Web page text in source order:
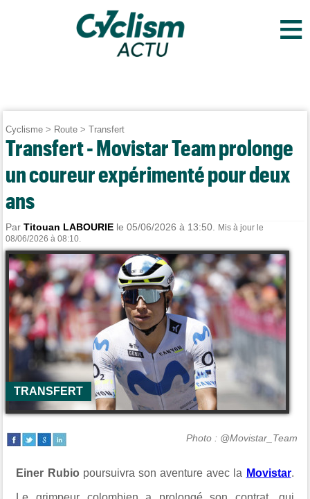
≡
Cyclisme > Route >Transfert
Transfert - Movistar Team prolonge
un coureur expérimenté pour deux
ans
ParTitouan LABOURIE le 05/06/2026 à 13:50.
Mis à jour le
08/06/2026 à 08:10.
TRANSFERT
Photo : @Movistar_Team
Einer Rubio poursuivra son aventure avec la Movistar.